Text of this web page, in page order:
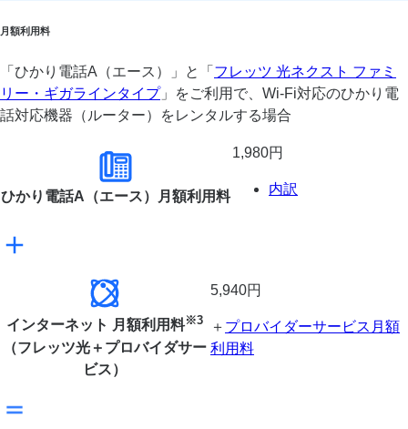
月額利用料
「ひかり電話A（エース）」と「 フレッツ 光ネクスト ファミ
リー・ギガラインタイプ」をご利用で、Wi-Fi対応のひかり電
話対応機器（ルーター）をレンタルする場合
ひかり電話A（エース） 月額利用料
1,980円
内訳
インターネット 月額利用料※3
（フレッツ光＋プロバイダサー
ビス）
5,940円
＋ プロバイダーサービス月額
利用料